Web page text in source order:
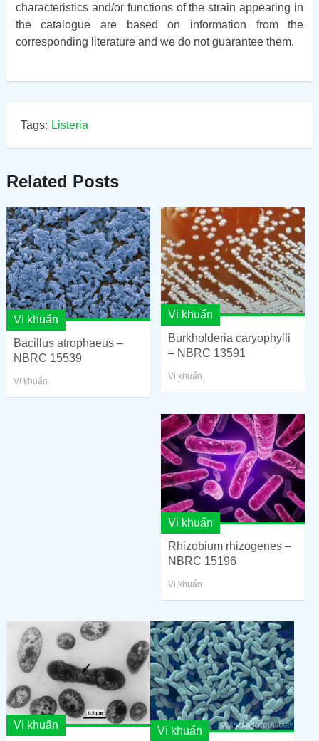
characteristics and/or functions of the strain appearing in
the catalogue are based on information from the
corresponding literature and we do not guarantee them.
Tags: Listeria
Related Posts
Vi khuẩn
Bacillus atrophaeus –
NBRC 15539
Vi khuẩn
Vi khuẩn
Burkholderia caryophylli
– NBRC 13591
Vi khuẩn
Vi khuẩn
Rhizobium rhizogenes –
NBRC 15196
Vi khuẩn
Vi khuẩn
Vi khuẩn